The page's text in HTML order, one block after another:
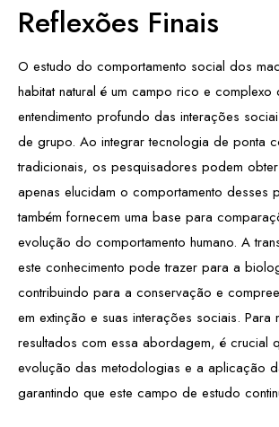
Reflexões Finais
O estudo do comportamento social dos
habitat natural é um campo rico e complexo
entendimento profundo das interações
de grupo. Ao integrar tecnologia de ponta
tradicionais, os pesquisadores podem
apenas elucidam o comportamento desses
também fornecem uma base para
evolução do comportamento humano. A
este conhecimento pode trazer para a
contribuindo para a conservação e
em extinção e suas interações sociais. Para
resultados com essa abordagem, é crucial
evolução das metodologias e a aplicação
garantindo que este campo de estudo